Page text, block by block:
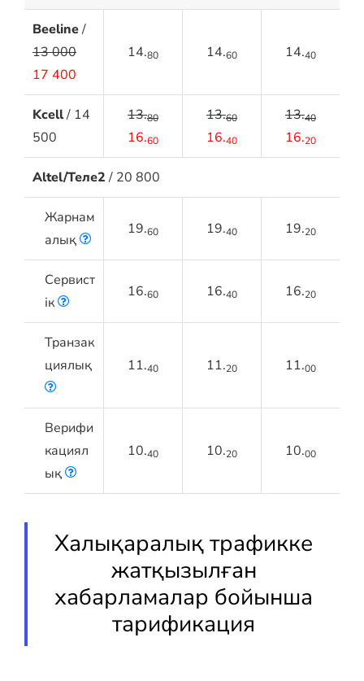
Beeline/
13 000
17 400
14.80 14.60 14.40
Kcell/ 14
500
13.80
16.60
13.60
16.40
13.40
16.20
Altel/Теле2/ 20 800
Жарнам
алық
19.60 19.40 19.20
Сервист
ік
16.60 16.40 16.20
Транзак
циялық
11.40 11.20 11.00
Верифи
кациял
ық
10.40 10.20 10.00
Халықаралық трафикке
жатқызылған
хабарламалар бойынша
тарификация